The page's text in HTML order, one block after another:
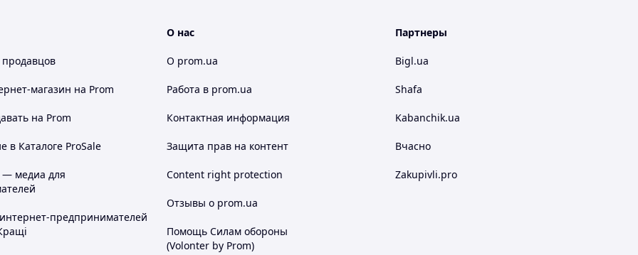
магазин на Prom
на Prom
в Каталоге ProSale
— медиа для
предпринимателей
О нас
О prom.ua
Работа в prom.ua
Контактная информация
Защита прав на контент
Content right protection
Отзывы о prom.ua
Помощь Силам обороны
(Volonter by Prom)
Партнеры
Bigl.ua
Shafa
Kabanchik.ua
Вчасно
Zakupivli.pro